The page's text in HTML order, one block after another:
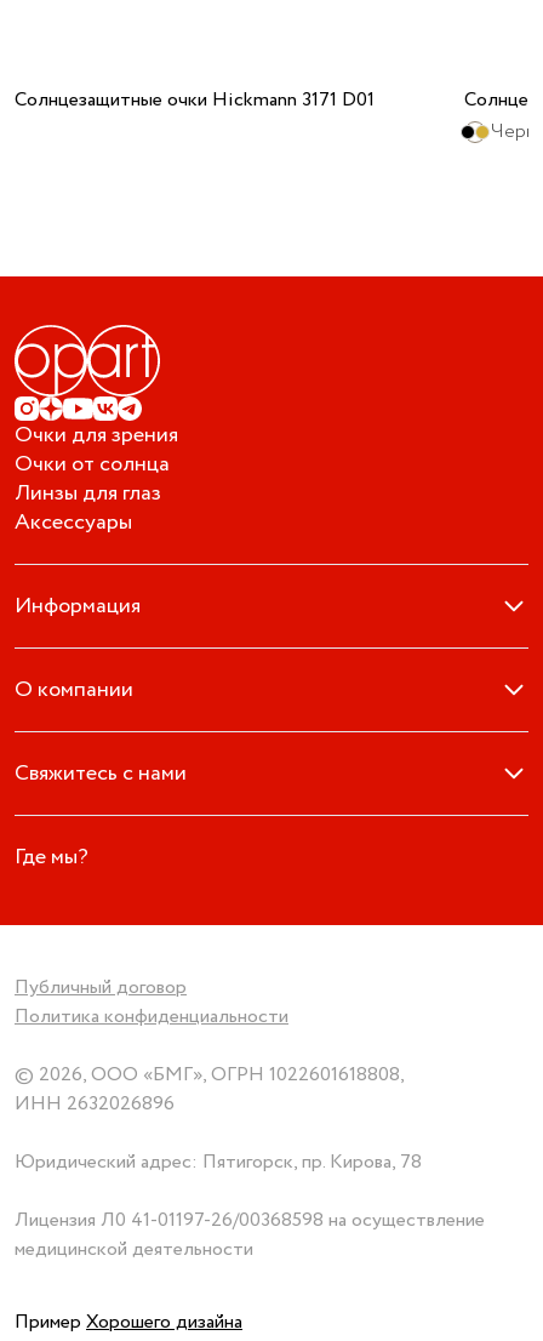
Солнцезащитные очки Hickmann 3171 D01
Очки для зрения
Очки от солнца
Линзы для глаз
Аксессуары
Информация
О компании
Свяжитесь с нами
Где мы?
© 2026, ООО «БМГ», ОГРН 1022601618808,
ИНН 2632026896
Публичный договор
Политика конфиденциальности
Лицензия Л0 41-01197-26/00368598 на осуществление
медицинской деятельности
Юридический адрес: Пятигорск, пр. Кирова, 78
Пример Хорошего дизайна